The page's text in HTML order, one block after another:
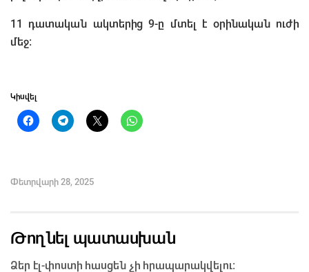
11 դատական ակտերից 9-ը մտել է օրինական ուժի
մեջ:
Կիսվել
Փետրվարի 28, 2025
Թողնել պատասխան
Ձեր էլ-փոստի հասցեն չի հրապարակվելու։